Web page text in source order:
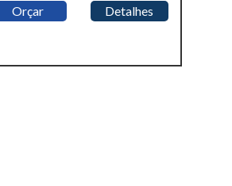
Orçar Detalhes